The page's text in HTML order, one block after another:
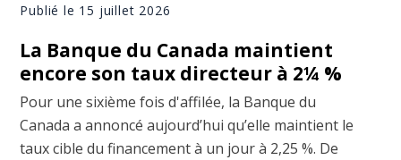
Publié le 15 juillet 2026
La Banque du Canada maintient
encore son taux directeur à 2¼ %
Pour une sixième fois d'affilée, la Banque du
Canada a annoncé aujourd’hui qu’elle maintient le
taux cible du financement à un jour à 2,25 %. De